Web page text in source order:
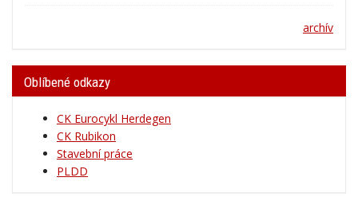
archív
Oblíbené odkazy
CK Eurocykl Herdegen
CK Rubikon
Stavební práce
PLDD